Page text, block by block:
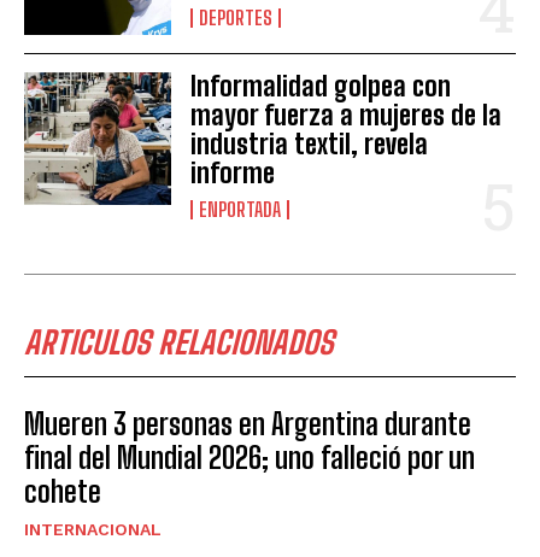
DEPORTES
Informalidad golpea con
mayor fuerza a mujeres de la
industria textil, revela
informe
ENPORTADA
ARTICULOS RELACIONADOS
Mueren 3 personas en Argentina durante
final del Mundial 2026; uno falleció por un
cohete
INTERNACIONAL